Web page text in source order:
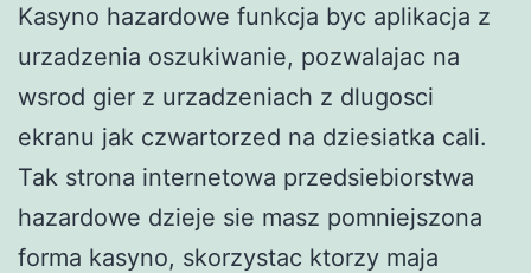
Kasyno hazardowe funkcja byc aplikacja z
urzadzenia oszukiwanie, pozwalajac na
wsrod gier z urzadzeniach z dlugosci
ekranu jak czwartorzed na dziesiatka cali.
Tak strona internetowa przedsiebiorstwa
hazardowe dzieje sie masz pomniejszona
forma kasyno, skorzystac ktorzy maja